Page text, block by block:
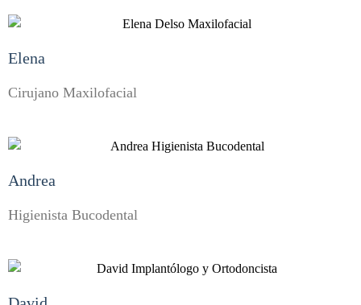
Andrea
Higienista Bucodental
Elena
Cirujano Maxilofacial